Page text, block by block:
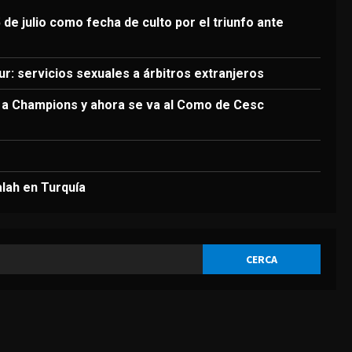
4
DEPORTES
de julio como fecha de culto
por el triunfo ante Inglaterra
Agosto 7, 2026
DEPORTES
julio como fecha de culto por el triunfo ante
servicios sexuales a árbitros extranjeros
Champions y ahora se va al Como de Cesc
en Turquía